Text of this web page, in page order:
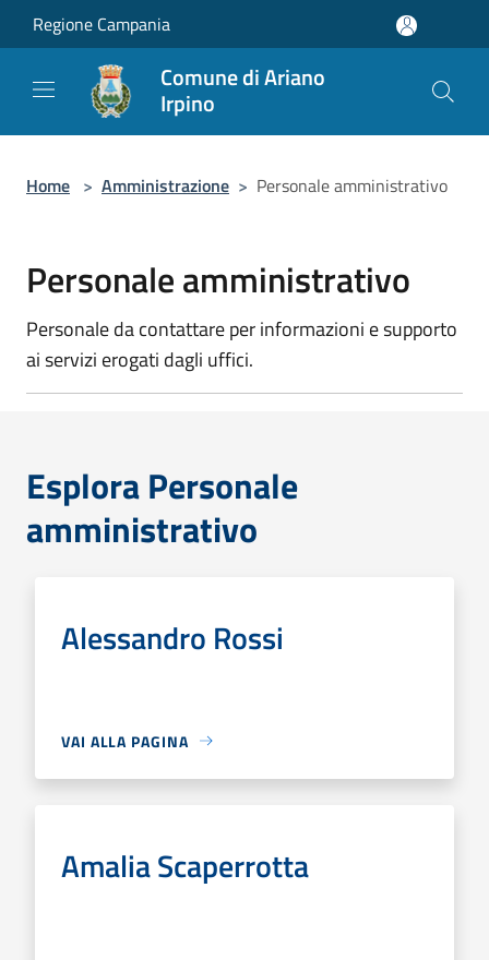
Salta al contenuto principale
Regione Campania
Comune di Ariano
Irpino
Home > Amministrazione > Personale amministrativo
Personale amministrativo
Personale da contattare per informazioni e supporto
ai servizi erogati dagli uffici.
Esplora Personale
amministrativo
Alessandro Rossi
VAI ALLA PAGINA
Amalia Scaperrotta